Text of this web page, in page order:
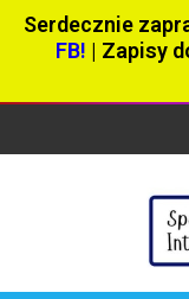
Serdecznie
FB! | Zapisy